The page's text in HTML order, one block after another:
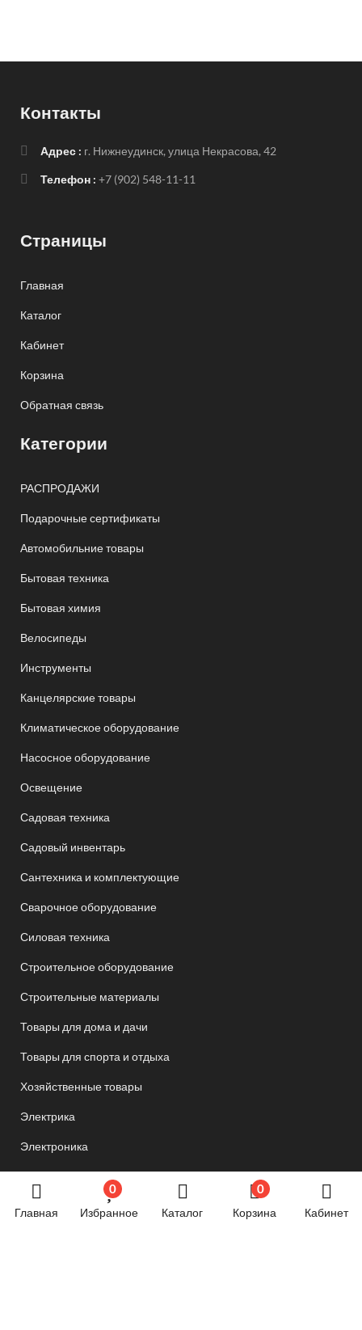
Главная
0
Избранное Каталог
0
Корзина Кабинет
Контакты
Адрес : г. Нижнеудинск, улица Некрасова, 42
Телефон : +7 (902) 548-11-11
Страницы
Главная
Каталог
Кабинет
Корзина
Обратная связь
Категории
РАСПРОДАЖИ
Подарочные сертификаты
Автомобильние товары
Бытовая техника
Бытовая химия
Велосипеды
Инструменты
Канцелярские товары
Климатическое оборудование
Насосное оборудование
Освещение
Садовая техника
Садовый инвентарь
Сантехника и комплектующие
Сварочное оборудование
Силовая техника
Строительное оборудование
Строительные материалы
Товары для дома и дачи
Товары для спорта и отдыха
Хозяйственные товары
Электрика
Электроника
Новостной блог